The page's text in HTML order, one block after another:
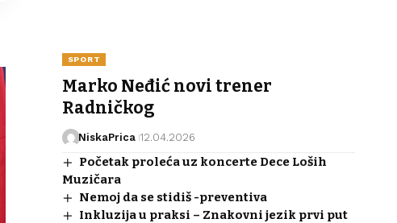
SPORT
Marko Neđić novi trener
Radničkog
NiskaPrica 12.04.2026
Početak proleća uz koncerte Dece Loših
Muzičara
Nemoj da se stidiš -preventiva
Inkluzija u praksi – Znakovni jezik prvi put